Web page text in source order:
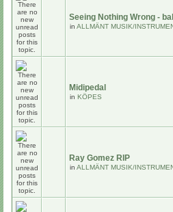
Seeing Nothing Wrong -
in ALLMÄNT MUSIK/
Midipedal
in KÖPES
Ray Gomez RIP
in ALLMÄNT MUSIK/